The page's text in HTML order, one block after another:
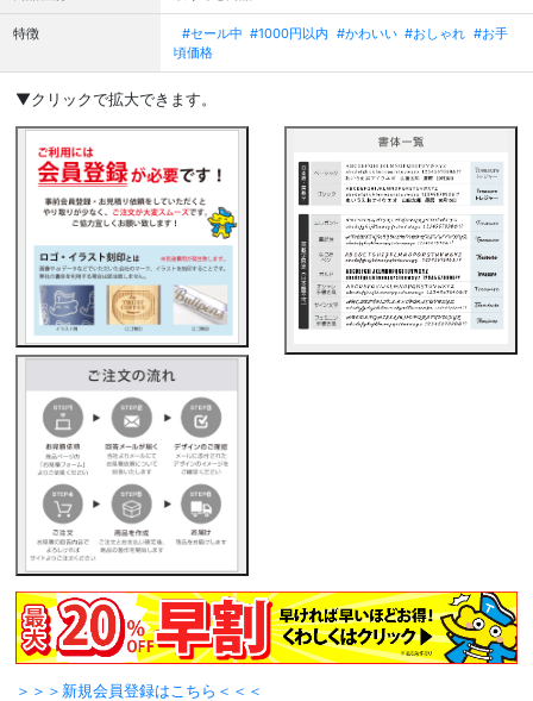
特徴 #セール中 #1000円以内 #かわいい #おしゃれ #お手
頃価格
▼クリックで拡大できます。
＞＞＞新規会員登録はこちら＜＜＜